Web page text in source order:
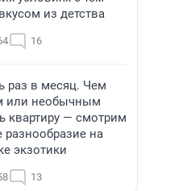
из детства
16
раз в месяц. Чем
или необычным
квартиру — смотрим
разнообразие на
экзотики
13